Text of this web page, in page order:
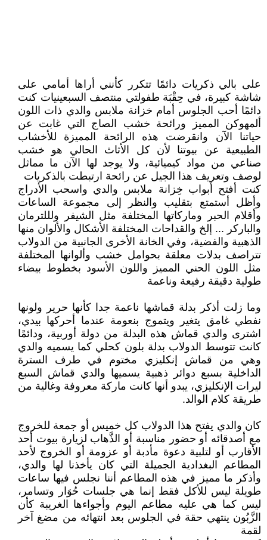
على بالي ذكريات دائمًا تتكرر كأنني أراها أمامي على
شاشة كبيرة، في حِقْبَة طفولتي منتصف السبعينيات كنت
دائمًا أحب الجلوس أمام خزانة ملابس والدي ذات اللون
ألمهوكن المميز ورائحة خشب الصاج التي غابت عن
حياتنا الآن وانقرضت هذه الرائحة المميزة للأخشاب
الطبيعية عن بيوتنا لأن كل الأثاث الحالي هو خشب
صناعي من مواد كيميائية، ولا يوجد لها الآن ما مماثل
لوصف وتعريف هذا الجيل عن رائحة ارتبطت بالذكريات
كنت أفتح أبواب خِزانة ملابس والدي واسحب الأدراج
وأظل أستمتع بتقليب والنظر إلى مجموعة الساعات
وأقلام الحبر وماركاتها المختلفة مثل الشيفر ولللترمان
والباركر ... إلخ والقداحات المختلفة الأشكال والألوان منها
الذهبية والفضية، وفي الخانة الأخرى الجانبية من الدولاب
تتراصف بدلات معلقة بحوامل خشب وألوانها المختلفة
مثل اللون الحني المميز واللون الأسود بخطوط بيضاء
طولية دقيقة رفيعة وناعمة
وما زلت أذكر بدلة قماشها ناعمة جدا كأنها حرير ولونها
نفطي غامق يتغير ويتموج بنعومة عندما أحركها بيدي،
اشترى والدي قماش هذه البدلة من دولة أوربية، ودائمًا
كانت تتوسط الدولاب بدلة بلون كحلي كما يسميه والدي
وهي من قماش إنكليزي مختوم في طرف السترة
الداخلية بسبع دوائر ذهبية يسميها والدي قماش السبع
ليرات الإنكليزي، يبدو أنها كانت ماركة معروفة وغالية من
طريقة كلام الوالد.
كان والدي يفتح هذا الدولاب كل خميس أو جمعة للخروج
مع أصدقائه أو حضور مناسبة أو الذَّهاب لزيارة بيوت أحد
الأقارب أو لتلبية دعوة مأدبة أو عزومة أو الخروج لأحد
المطاعم البغدادية الجميلة التي كان يأخذنا لها والدي،
وأذكر ما مميز في هذه المطاعم أننا نجلس فيها ساعات
طويلة ليس للأكل فقط إنما هي جلسات حُوَار وتسامر،
ليس كما هي عليه مطاعم اليوم وأجواءها الغريبة كأن
الزَّبُون ينتهي حقة في الجلوس بعد انتهائه من مضغ آخر
لقمة